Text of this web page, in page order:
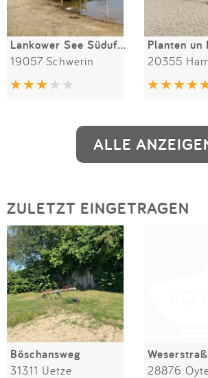
Lankower See Südufer
19057 Schwerin
Planten un
20355
ALLE
ZULETZT EINGETRAGEN
Böschansweg
31311 Uetze 28876